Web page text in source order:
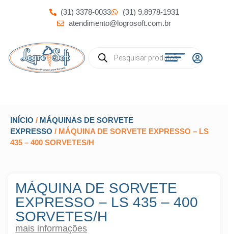
(31) 3378-0033
(31) 9.8978-1931
atendimento@logrosoft.com.br
INÍCIO / MÁQUINAS DE SORVETE
EXPRESSO / MÁQUINA DE SORVETE EXPRESSO – LS
435 – 400 SORVETES/H
MÁQUINA DE SORVETE
EXPRESSO – LS 435 – 400
SORVETES/H
mais informações